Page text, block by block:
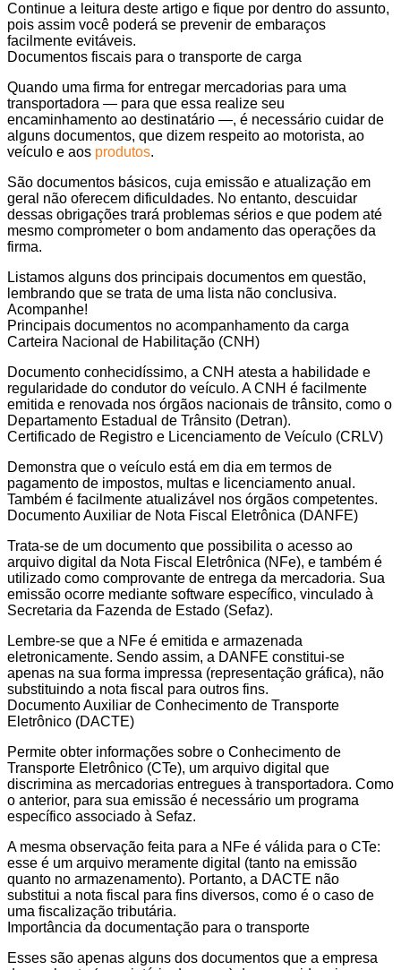
Continue a leitura deste artigo e fique por dentro do assunto,
pois assim você poderá se prevenir de embaraços
facilmente evitáveis.
Documentos fiscais para o transporte de carga
Quando uma firma for entregar mercadorias para uma
transportadora — para que essa realize seu
encaminhamento ao destinatário —, é necessário cuidar de
alguns documentos, que dizem respeito ao motorista, ao
veículo e aos produtos.
São documentos básicos, cuja emissão e atualização em
geral não oferecem dificuldades. No entanto, descuidar
dessas obrigações trará problemas sérios e que podem até
mesmo comprometer o bom andamento das operações da
firma.
Listamos alguns dos principais documentos em questão,
lembrando que se trata de uma lista não conclusiva.
Acompanhe!
Principais documentos no acompanhamento da carga
Carteira Nacional de Habilitação (CNH)
Documento conhecidíssimo, a CNH atesta a habilidade e
regularidade do condutor do veículo. A CNH é facilmente
emitida e renovada nos órgãos nacionais de trânsito, como o
Departamento Estadual de Trânsito (Detran).
Certificado de Registro e Licenciamento de Veículo (CRLV)
Demonstra que o veículo está em dia em termos de
pagamento de impostos, multas e licenciamento anual.
Também é facilmente atualizável nos órgãos competentes.
Documento Auxiliar de Nota Fiscal Eletrônica (DANFE)
Trata-se de um documento que possibilita o acesso ao
arquivo digital da Nota Fiscal Eletrônica (NFe), e também é
utilizado como comprovante de entrega da mercadoria. Sua
emissão ocorre mediante software específico, vinculado à
Secretaria da Fazenda de Estado (Sefaz).
Lembre-se que a NFe é emitida e armazenada
eletronicamente. Sendo assim, a DANFE constitui-se
apenas na sua forma impressa (representação gráfica), não
substituindo a nota fiscal para outros fins.
Documento Auxiliar de Conhecimento de Transporte
Eletrônico (DACTE)
Permite obter informações sobre o Conhecimento de
Transporte Eletrônico (CTe), um arquivo digital que
discrimina as mercadorias entregues à transportadora. Como
o anterior, para sua emissão é necessário um programa
específico associado à Sefaz.
A mesma observação feita para a NFe é válida para o CTe:
esse é um arquivo meramente digital (tanto na emissão
quanto no armazenamento). Portanto, a DACTE não
substitui a nota fiscal para fins diversos, como é o caso de
uma fiscalização tributária.
Importância da documentação para o transporte
Esses são apenas alguns dos documentos que a empresa